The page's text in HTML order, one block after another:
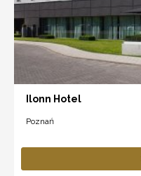
Ilonn Hotel
Poznań